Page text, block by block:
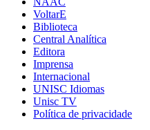
VoltarE
Biblioteca
Central Analítica
Editora
Imprensa
Internacional
UNISC Idiomas
Unisc TV
Política de privacidade